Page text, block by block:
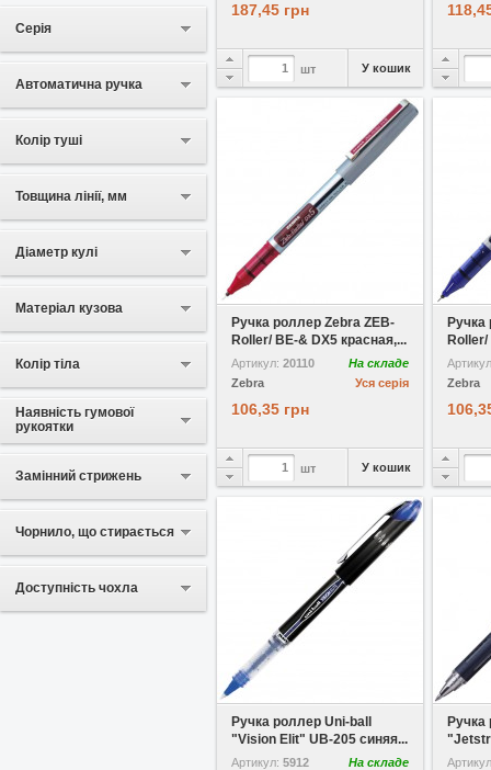
Серія
Автоматична ручка
Колір туші
Товщина лінії, мм
Діаметр кулі
Матеріал кузова
Колір тіла
Наявність гумової
рукоятки
Замінний стрижень
Чорнило, що стирається
Доступність чохла
187,45 грн
шт У кошик
У вибране
Ручка роллер Zebra ZEB-
Roller/ BE-& DX5 красная,...
Артикул: 20110
На складе
Уся серія
Zebra
106,35 грн
шт У кошик
У
Ручка
Roller/
Zebra
У вибране
Ручка роллер Uni-ball
"Vision Elit" UB-205 синяя...
Артикул: 5912
На складе
У
Ручка